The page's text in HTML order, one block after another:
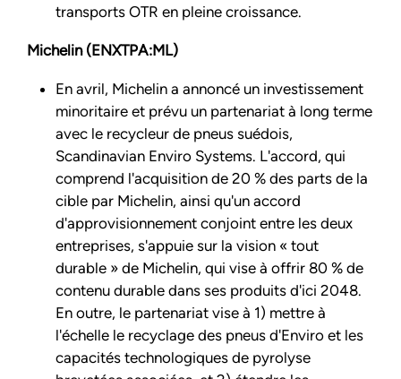
transports OTR en pleine croissance.
Michelin (ENXTPA:ML)
En avril, Michelin a annoncé un investissement
minoritaire et prévu un partenariat à long terme
avec le recycleur de pneus suédois,
Scandinavian Enviro Systems. L'accord, qui
comprend l'acquisition de 20 % des parts de la
cible par Michelin, ainsi qu'un accord
d'approvisionnement conjoint entre les deux
entreprises, s'appuie sur la vision « tout
durable » de Michelin, qui vise à offrir 80 % de
contenu durable dans ses produits d'ici 2048.
En outre, le partenariat vise à 1) mettre à
l'échelle le recyclage des pneus d'Enviro et les
capacités technologiques de pyrolyse